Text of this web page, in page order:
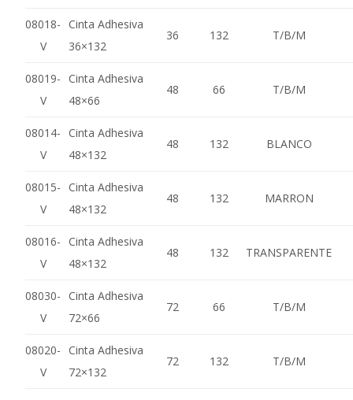
08018-
V
Cinta Adhesiva
36×132
36 132 T/B/M
08019-
V
Cinta Adhesiva
48×66
48 66 T/B/M
08014-
V
Cinta Adhesiva
48×132
48 132 BLANCO
08015-
V
Cinta Adhesiva
48×132
48 132 MARRON
08016-
V
Cinta Adhesiva
48×132
48 132 TRANSPARENTE
08030-
V
Cinta Adhesiva
72×66
72 66 T/B/M
08020-
V
Cinta Adhesiva
72×132
72 132 T/B/M